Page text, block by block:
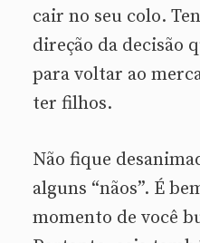
cair no seu colo.
direção da decisão
para voltar ao
ter filhos.
Não fique
alguns “nãos”. É
momento de você